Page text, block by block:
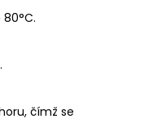
čímž se